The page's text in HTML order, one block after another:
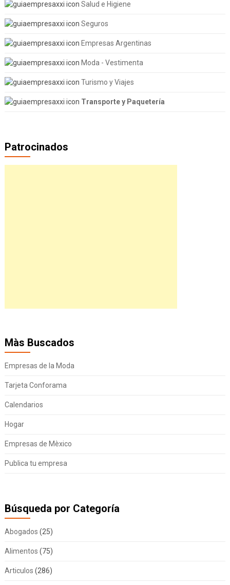
Salud e Higiene
Seguros
Empresas Argentinas
Moda - Vestimenta
Turismo y Viajes
Transporte y Paquetería
Patrocinados
Màs Buscados
Empresas de la Moda
Tarjeta Conforama
Calendarios
Hogar
Empresas de Mèxico
Publica tu empresa
Búsqueda por Categoría
Abogados (25)
Alimentos (75)
Articulos (286)